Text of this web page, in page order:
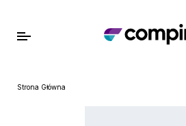
Strona Główna